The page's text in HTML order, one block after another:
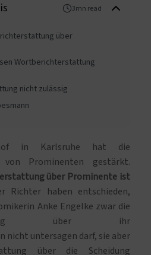
3mn read
über
Wortberichterstattung
nicht zulässig
in Karlsruhe hat die
von Prominenten gestärkt.
über Prominente ist
Richter haben entschieden,
Anke Engelke zwar die
über ihr
nicht untersagen darf, sie aber
über die Scheidung